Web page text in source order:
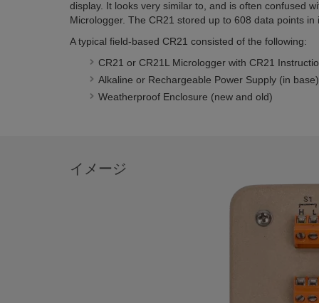
display. It looks very similar to, and is often confused
Micrologger. The CR21 stored up to 608 data points in
A typical field-based CR21 consisted of the following:
CR21 or CR21L Micrologger with CR21
Alkaline or Rechargeable Power Supply (in base)
Weatherproof Enclosure (new and old)
イメージ